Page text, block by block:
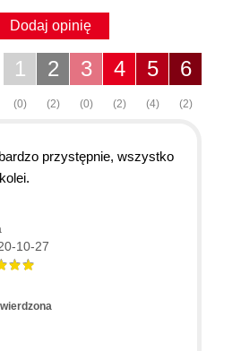
Dodaj opinię
6
(2)
5
(4)
4
(2)
3
(0)
2
(2)
1
(0)
przystępnie, wszystko
10-27